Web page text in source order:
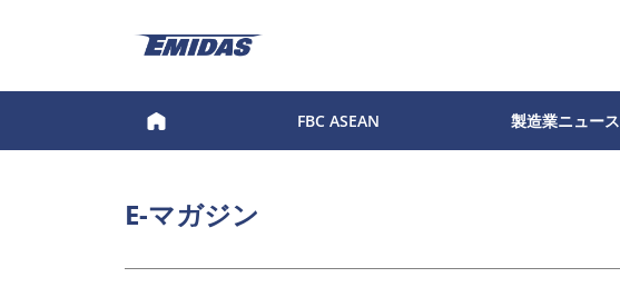
FBC ASEAN 製造業ニュース
E-マガジン